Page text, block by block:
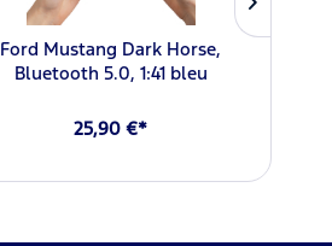
Ford Mustang Dark Horse,
Bluetooth 5.0, 1:41 bleu
25,90 €*